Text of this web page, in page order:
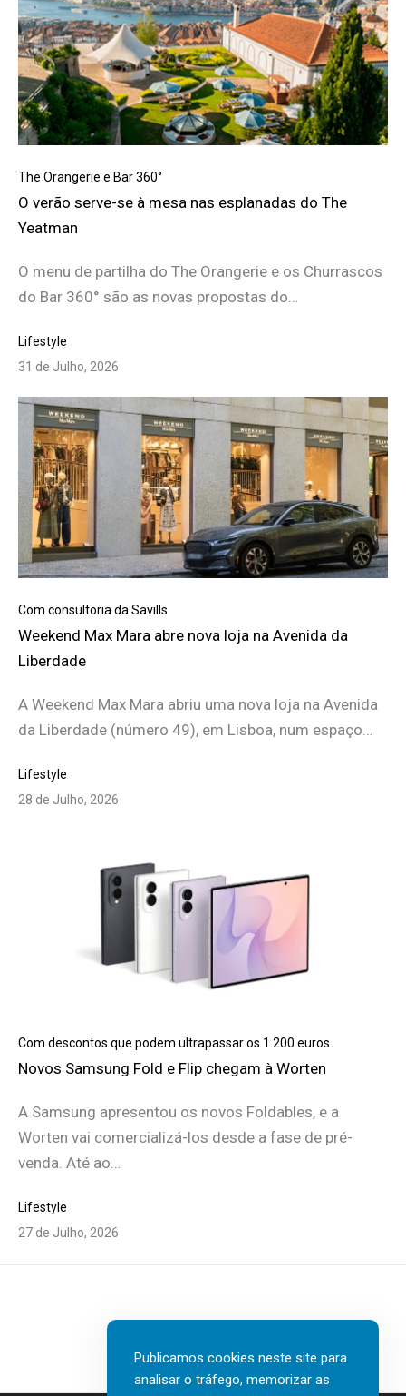
The Orangerie e Bar 360°
O verão serve-se à mesa nas esplanadas do The
Yeatman
O menu de partilha do The Orangerie e os Churrascos
do Bar 360° são as novas propostas do…
Lifestyle
31 de Julho, 2026
Com consultoria da Savills
Weekend Max Mara abre nova loja na Avenida da
Liberdade
A Weekend Max Mara abriu uma nova loja na Avenida
da Liberdade (número 49), em Lisboa, num espaço…
Lifestyle
28 de Julho, 2026
Com descontos que podem ultrapassar os 1.200 euros
Novos Samsung Fold e Flip chegam à Worten
A Samsung apresentou os novos Foldables, e a
Worten vai comercializá-los desde a fase de pré-
venda. Até ao…
Lifestyle
27 de Julho, 2026
Publicamos cookies neste site para
analisar o tráfego, memorizar as